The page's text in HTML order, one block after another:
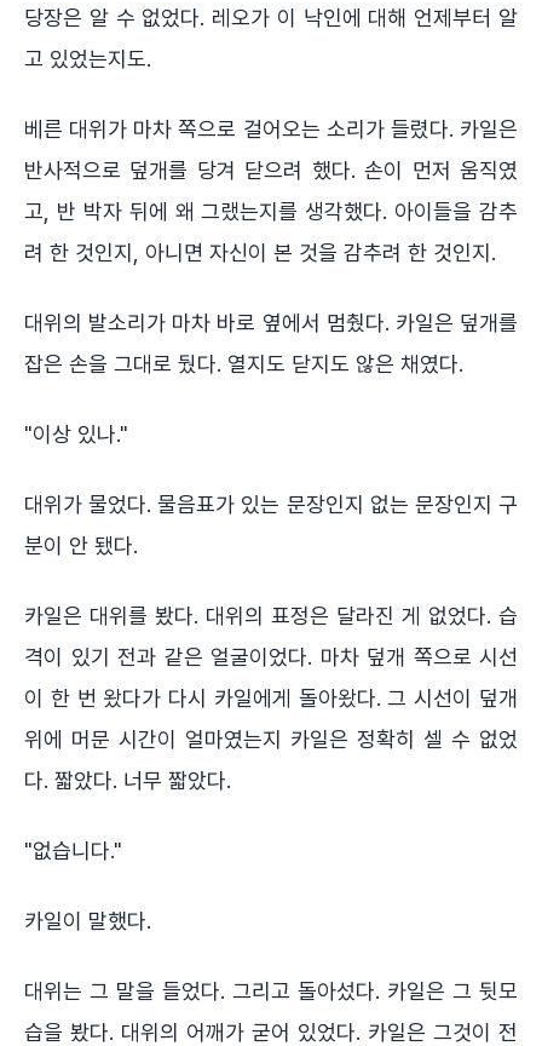
당장은 알 수 없었다. 레오가 이 낙인에 대해 언제부터 알
고 있었는지도.
베른 대위가 마차 쪽으로 걸어오는 소리가 들렸다. 카일은
반사적으로 덮개를 당겨 닫으려 했다. 손이 먼저 움직였
고, 반 박자 뒤에 왜 그랬는지를 생각했다. 아이들을 감추
려 한 것인지, 아니면 자신이 본 것을 감추려 한 것인지.
대위의 발소리가 마차 바로 옆에서 멈췄다. 카일은 덮개를
잡은 손을 그대로 뒀다. 열지도 닫지도 않은 채였다.
"이상 있나."
대위가 물었다. 물음표가 있는 문장인지 없는 문장인지 구
분이 안 됐다.
카일은 대위를 봤다. 대위의 표정은 달라진 게 없었다. 습
격이 있기 전과 같은 얼굴이었다. 마차 덮개 쪽으로 시선
이 한 번 왔다가 다시 카일에게 돌아왔다. 그 시선이 덮개
위에 머문 시간이 얼마였는지 카일은 정확히 셀 수 없었
다. 짧았다. 너무 짧았다.
"없습니다."
카일이 말했다.
대위는 그 말을 들었다. 그리고 돌아섰다. 카일은 그 뒷모
습을 봤다. 대위의 어깨가 굳어 있었다. 카일은 그것이 전